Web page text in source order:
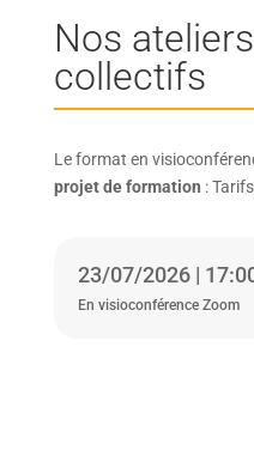
Nos
collectifs
Le format en
projet de formation :
23/07/2026 |
En visioconférence Zoom